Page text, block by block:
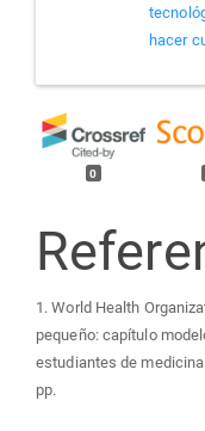
hacer
0
1. World Health
pequeño: capítulo
estudiantes de
pp.